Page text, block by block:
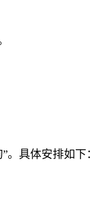
。具体安排如下：